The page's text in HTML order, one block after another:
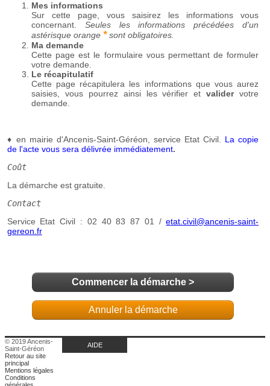
Commencer la démarche >
Annuler la démarche
© 2019 Ancenis-
Saint-Géréon
Retour au site
principal
Mentions légales
Conditions
AIDE